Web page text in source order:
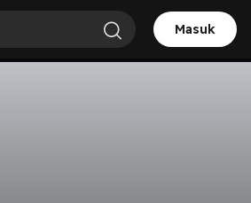
Masuk